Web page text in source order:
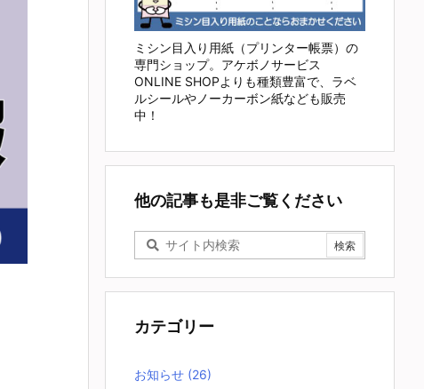
ミシン目入り用紙（プリンター帳票）の
専門ショップ。アケボノサービス
ONLINE SHOPよりも種類豊富で、ラベ
ルシールやノーカーボン紙なども販売
中！
他の記事も是非ご覧ください
カテゴリー
お知らせ (26)